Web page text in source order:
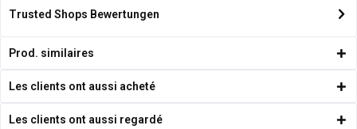
Trusted Shops Bewertungen
Prod. similaires
Les clients ont aussi acheté
Les clients ont aussi regardé